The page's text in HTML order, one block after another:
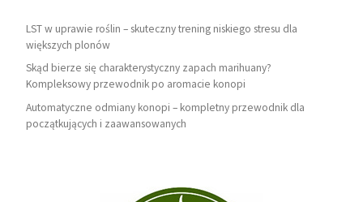
LST w uprawie roślin – skuteczny trening niskiego stresu dla
większych plonów
Skąd bierze się charakterystyczny zapach marihuany?
Kompleksowy przewodnik po aromacie konopi
Automatyczne odmiany konopi – kompletny przewodnik dla
początkujących i zaawansowanych